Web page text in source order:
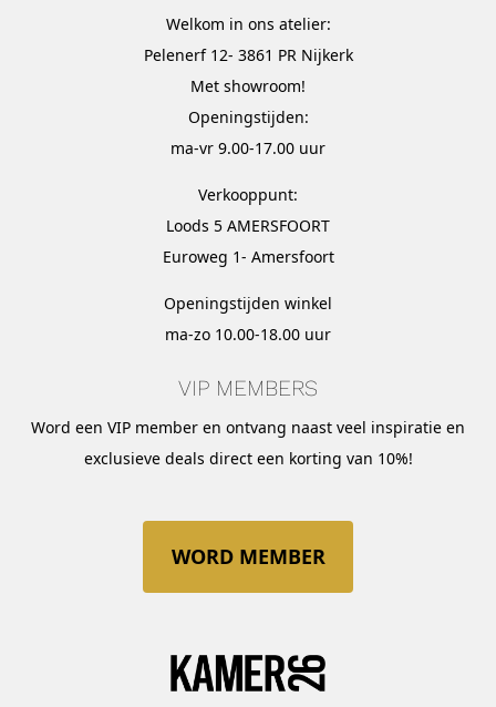
Welkom in ons atelier:
Pelenerf 12- 3861 PR Nijkerk
Met showroom!
Openingstijden:
ma-vr 9.00-17.00 uur
Verkooppunt:
Loods 5 AMERSFOORT
Euroweg 1- Amersfoort
Openingstijden winkel
ma-zo 10.00-18.00 uur
VIP MEMBERS
Word een VIP member en ontvang naast veel inspiratie en
exclusieve deals direct een korting van 10%!
WORD MEMBER